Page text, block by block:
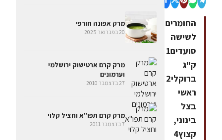
החומרים
לשישה
סועדים1
ק"ג
ברוקלי2
ראשי
בצל
בינוני,
קצוץ4
מרק אפונה חורפי
20 בפברואר 2025
מרק קרם ארטישוק ירושלמי
וערמונים
27 בדצמבר 2010
מרק קרם תפו"א וחציל קלוי
7 בדצמבר 2011